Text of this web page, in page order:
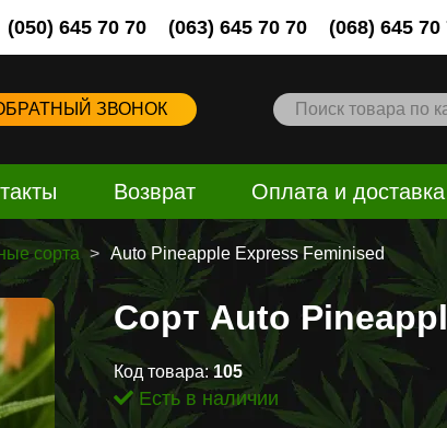
(050) 645 70 70 (063) 645 70 70 (068) 645 70
ЗВОНОК
Возврат Оплата и доставка
сорта Auto Pineapple Express Feminised
Сорт Auto
Код товара:105
Есть в наличии